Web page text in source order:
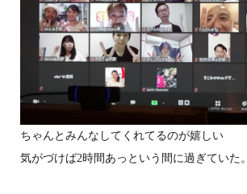
ちゃんとみんなしてくれてるのが嬉しい
気がづけば2時間あっという間に過ぎていた。